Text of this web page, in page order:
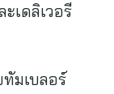
เดลิเวอรี
มเบลอร์